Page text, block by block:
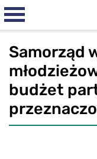
Samorząd
budżet